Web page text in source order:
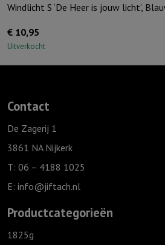
Windlicht S ‘De Heer is jouw licht’,
€ 10,95
Uitverkocht
Contact
De Zagerij 1
3861 NA Nijkerk
T: 06 – 4188 1025
E: info@jiftach.nl
Productcategorieën
1825g